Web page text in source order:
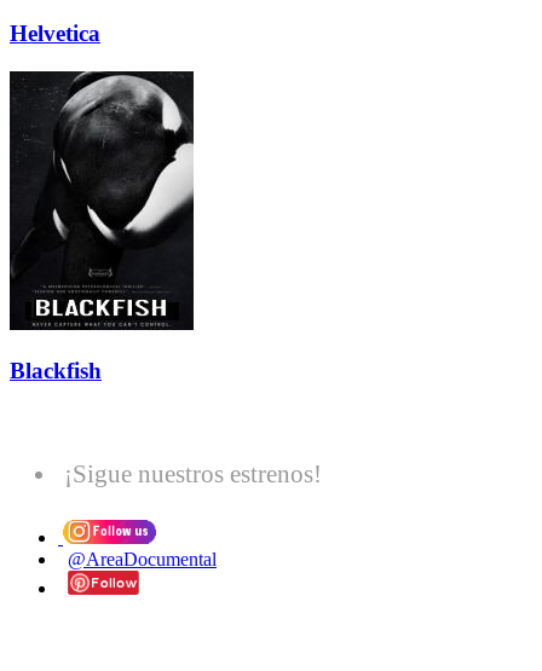
Helvetica
Blackfish
¡Sigue nuestros estrenos!
@AreaDocumental